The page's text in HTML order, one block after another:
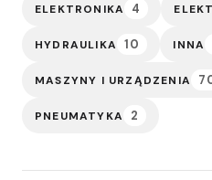
ELEKTRONIKA 4
HYDRAULIKA 10 INNA
MASZYNY I URZĄDZENIA
PNEUMATYKA 2